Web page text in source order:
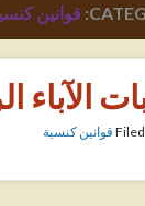
قوانين
قوانين كنسية